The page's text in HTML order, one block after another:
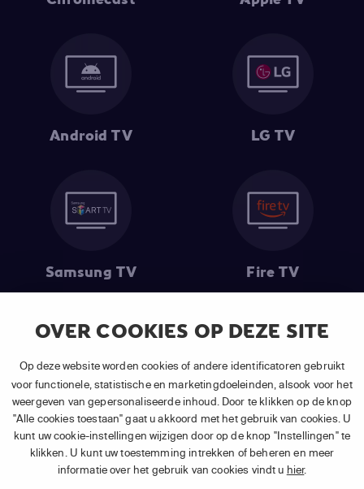
OVER COOKIES OP DEZE SITE
Op deze website worden cookies of andere identificatoren gebruikt
voor functionele, statistische en marketingdoeleinden, alsook voor het
weergeven van gepersonaliseerde inhoud. Door te klikken op de knop
"Alle cookies toestaan" gaat u akkoord met het gebruik van cookies. U
kunt uw cookie-instellingen wijzigen door op de knop "Instellingen" te
klikken. U kunt uw toestemming intrekken of beheren en meer
informatie over het gebruik van cookies vindt u hier.
Android TV LG TV
Samsung TV Fire TV
(1) De eerste 30 dagen gratis: Geldig op alle nieuwe abonnementen
van APP TV Light, Basic of Plus.
(2) Prijs abonnement : Incl. BTW.
(3) Restart & Replayis beschikbaar voorvolgende zendersafhankelijk
van je gekozen pakket.